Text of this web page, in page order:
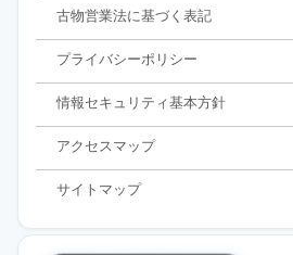
古物営業法に基づく表記
プライバシーポリシー
情報セキュリティ基本方針
アクセスマップ
サイトマップ